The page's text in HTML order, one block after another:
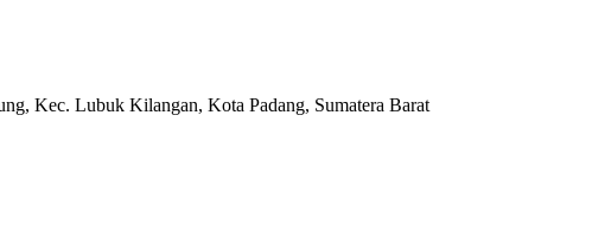
Kec. Lubuk Kilangan, Kota Padang, Sumatera Barat